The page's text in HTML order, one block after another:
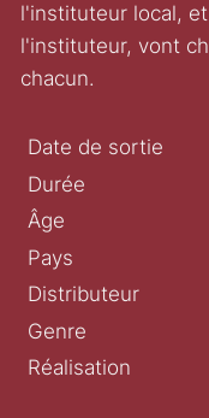
l'instituteur local,
l'instituteur, vont
chacun.
Date de sortie
Durée
Âge
Pays
Distributeur
Genre
Réalisation